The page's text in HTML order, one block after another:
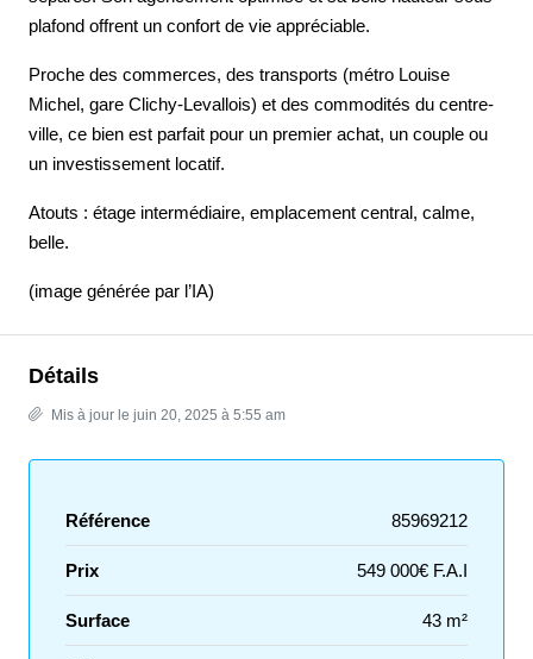
plafond offrent un confort de vie appréciable.
Proche des commerces, des transports (métro Louise
Michel, gare Clichy-Levallois) et des commodités du centre-
ville, ce bien est parfait pour un premier achat, un couple ou
un investissement locatif.
Atouts : étage intermédiaire, emplacement central, calme,
belle.
(image générée par l’IA)
Détails
Mis à jour le juin 20, 2025 à 5:55 am
Référence 85969212
Prix 549 000€ F.A.I
Surface 43 m²